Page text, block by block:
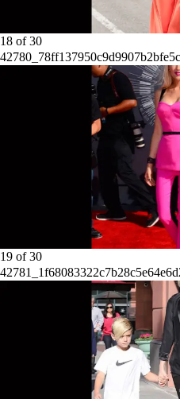
18 of30
19 of30